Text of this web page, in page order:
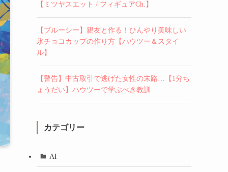
【ミツヤスエット / フィギュアCh.】
【ブルーシー】親友と作る！ひんやり美味しい
氷チョコカップの作り方【ハウツー＆スタイ
ル】
【警告】中古取引で逃げた女性の末路…【1分ち
ょうだい】ハウツーで学ぶべき教訓
カテゴリー
AI